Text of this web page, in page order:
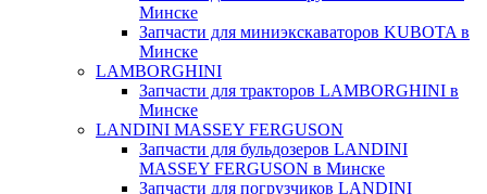
Минске
Запчасти для миниэкскаваторов KUBOTA в
Минске
LAMBORGHINI
Запчасти для тракторов LAMBORGHINI в
Минске
LANDINI MASSEY FERGUSON
Запчасти для бульдозеров LANDINI
MASSEY FERGUSON в Минске
Запчасти для погрузчиков LANDINI